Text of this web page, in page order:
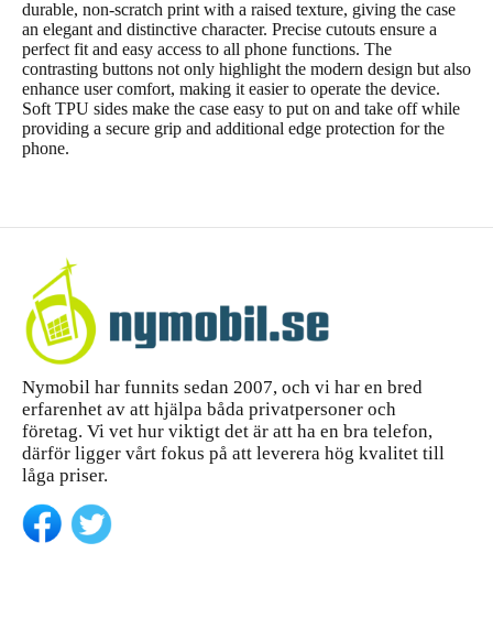
durable, non-scratch print with a raised texture, giving the case
an elegant and distinctive character. Precise cutouts ensure a
perfect fit and easy access to all phone functions. The
contrasting buttons not only highlight the modern design but also
enhance user comfort, making it easier to operate the device.
Soft TPU sides make the case easy to put on and take off while
providing a secure grip and additional edge protection for the
phone.
Nymobil har funnits sedan 2007, och vi har en bred
erfarenhet av att hjälpa båda privatpersoner och
företag. Vi vet hur viktigt det är att ha en bra telefon,
därför ligger vårt fokus på att leverera hög kvalitet till
låga priser.